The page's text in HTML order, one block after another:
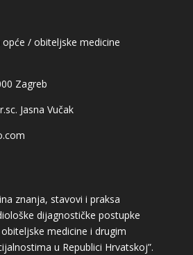
/ obiteljske medicine
Zagreb
Jasna Vučak
znanja, stavovi i praksa
dijagnostičke postupke
medicine i drugim
u Republici Hrvatskoj”.